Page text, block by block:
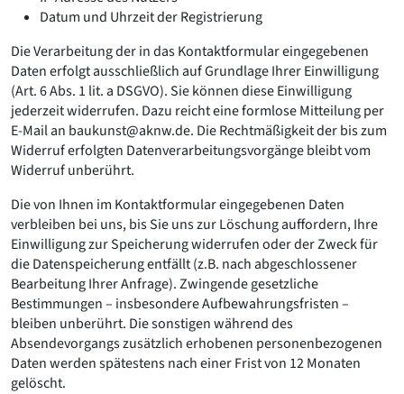
Datum und Uhrzeit der Registrierung
Die Verarbeitung der in das Kontaktformular eingegebenen
Daten erfolgt ausschließlich auf Grundlage Ihrer Einwilligung
(Art. 6 Abs. 1 lit. a DSGVO). Sie können diese Einwilligung
jederzeit widerrufen. Dazu reicht eine formlose Mitteilung per
E-Mail an baukunst@aknw.de. Die Rechtmäßigkeit der bis zum
Widerruf erfolgten Datenverarbeitungsvorgänge bleibt vom
Widerruf unberührt.
Die von Ihnen im Kontaktformular eingegebenen Daten
verbleiben bei uns, bis Sie uns zur Löschung auffordern, Ihre
Einwilligung zur Speicherung widerrufen oder der Zweck für
die Datenspeicherung entfällt (z.B. nach abgeschlossener
Bearbeitung Ihrer Anfrage). Zwingende gesetzliche
Bestimmungen – insbesondere Aufbewahrungsfristen –
bleiben unberührt. Die sonstigen während des
Absendevorgangs zusätzlich erhobenen personenbezogenen
Daten werden spätestens nach einer Frist von 12 Monaten
gelöscht.